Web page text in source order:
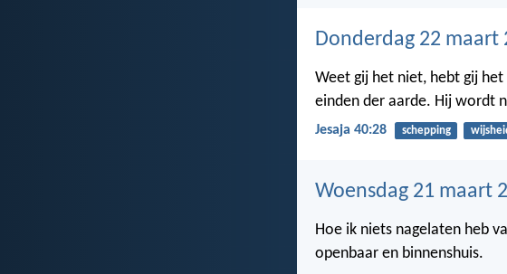
Donderdag 22 maart
Weet gij het niet, hebt gij het
einden der aarde. Hij wordt
Jesaja 40:28 schepping
Woensdag 21 maart
Hoe ik niets nagelaten heb
openbaar en binnenshuis.